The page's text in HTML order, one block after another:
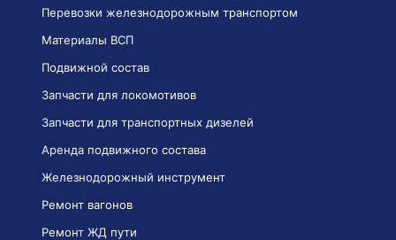
Перевозки железнодорожным транспортом
Материалы ВСП
Подвижной состав
Запчасти для локомотивов
Запчасти для транспортных дизелей
Аренда подвижного состава
Железнодорожный инструмент
Ремонт вагонов
Ремонт ЖД пути